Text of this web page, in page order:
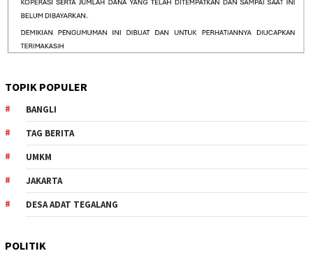
TOPIK POPULER
BANGLI
TAG BERITA
UMKM
JAKARTA
DESA ADAT TEGALANG
POLITIK